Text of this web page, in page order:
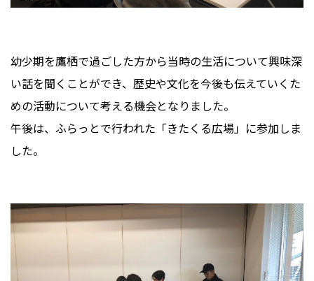
幼少期を鷹栖で過ごした方から当時の生活について興味深
い話を聞くことができ、歴史や文化を今後も伝えていくた
めの活動について考える機会となりました。
午後は、ふらっとで行われた「きたくる広場」に参加しま
した。